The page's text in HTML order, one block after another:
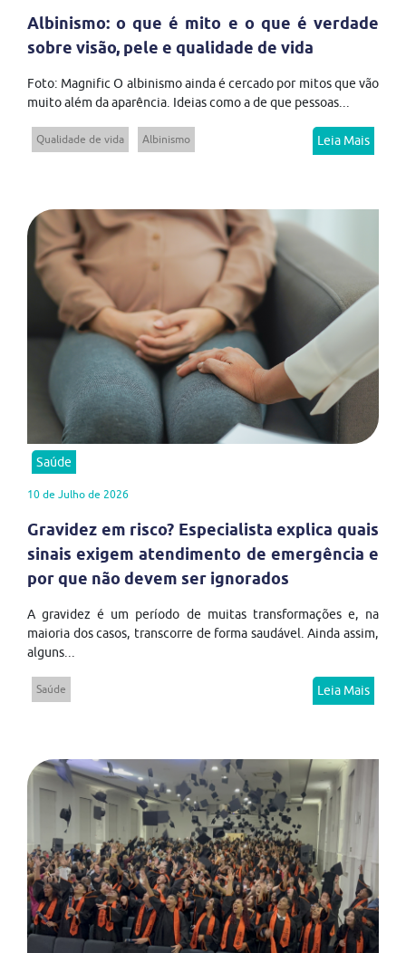
Albinismo: o que é mito e o que é verdade
sobre visão, pele e qualidade de vida
Foto: Magnific O albinismo ainda é cercado por mitos que vão
muito além da aparência. Ideias como a de que pessoas...
Qualidade de vida Albinismo Leia Mais
Saúde
10 de Julho de 2026
Gravidez em risco? Especialista explica quais
sinais exigem atendimento de emergência e
por que não devem ser ignorados
A gravidez é um período de muitas transformações e, na
maioria dos casos, transcorre de forma saudável. Ainda assim,
alguns...
Saúde Leia Mais